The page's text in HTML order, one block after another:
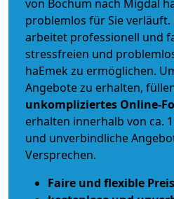
von Bochum nach Migdal
problemlos für Sie verläuft.
arbeitet professionell und
stressfreien und
haEmek zu ermöglichen.
Angebote zu erhalten,
unkompliziertes Online-
erhalten innerhalb von ca.
und unverbindliche
Versprechen.
Faire und flexible